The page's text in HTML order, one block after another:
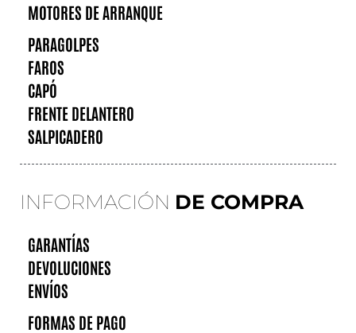
MOTORES DE ARRANQUE
PARAGOLPES
FAROS
CAPÓ
FRENTE DELANTERO
SALPICADERO
INFORMACIÓN DE COMPRA
GARANTÍAS
DEVOLUCIONES
ENVÍOS
FORMAS DE PAGO